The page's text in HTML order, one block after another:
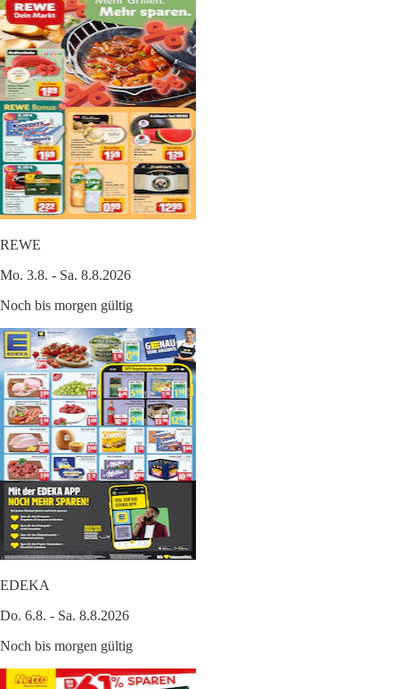
REWE
Mo. 3.8. - Sa. 8.8.2026
Noch bis morgen gültig
EDEKA
Do. 6.8. - Sa. 8.8.2026
Noch bis morgen gültig